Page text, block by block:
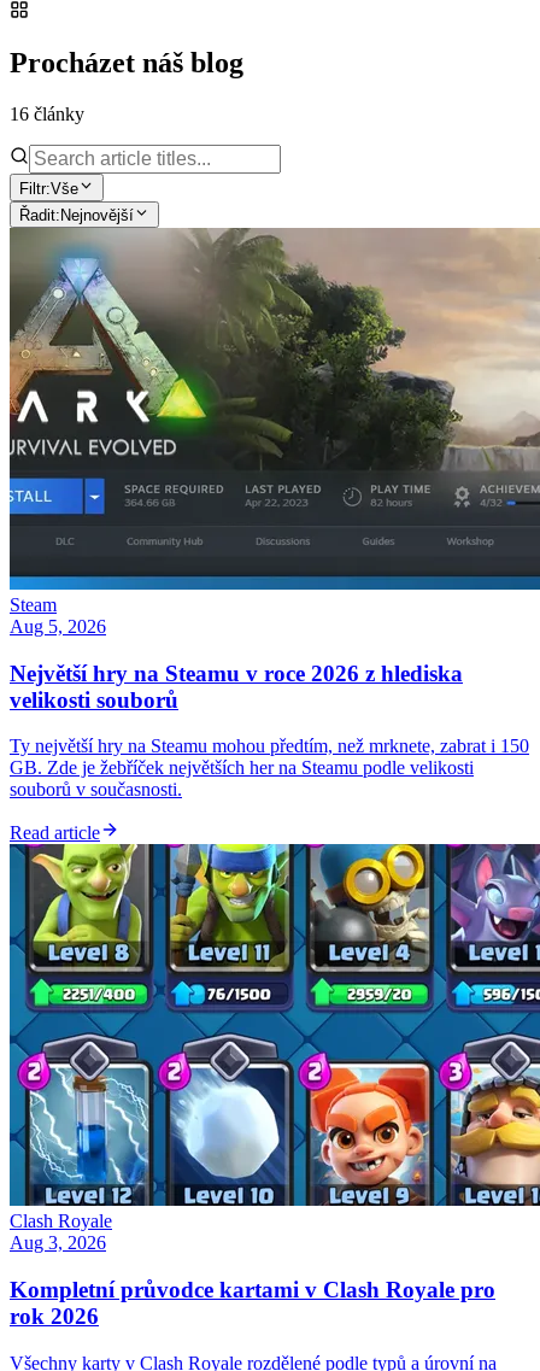
Procházet náš blog
16 články
Filtr:Vše
Řadit: Nejnovější
Steam
Aug 5, 2026
Největší hry na Steamu v roce 2026 z hlediska
velikosti souborů
Ty největší hry na Steamu mohou předtím, než mrknete, zabrat i 150
GB. Zde je žebříček největších her na Steamu podle velikosti
souborů v současnosti.
Read article
Clash Royale
Aug 3, 2026
Kompletní průvodce kartami v Clash Royale pro
rok 2026
Všechny karty v Clash Royale rozdělené podle typů a úrovní na